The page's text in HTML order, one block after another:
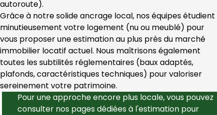
autoroute).
Grâce à notre solide ancrage local, nos équipes étudient
minutieusement votre logement (nu ou meublé) pour
vous proposer une estimation au plus près du marché
immobilier locatif actuel. Nous maîtrisons également
toutes les subtilités réglementaires (baux adaptés,
plafonds, caractéristiques techniques) pour valoriser
sereinement votre patrimoine.
Pour une approche encore plus locale, vous pouvez
consulter nos pages dédiées à l'estimation pour